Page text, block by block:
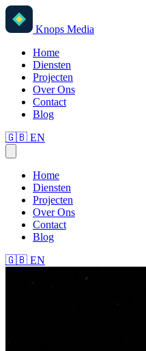
Knops Media
Home
Diensten
Projecten
Over Ons
Contact
Blog
🇬🇧 EN
Home
Diensten
Projecten
Over Ons
Contact
Blog
🇬🇧 EN